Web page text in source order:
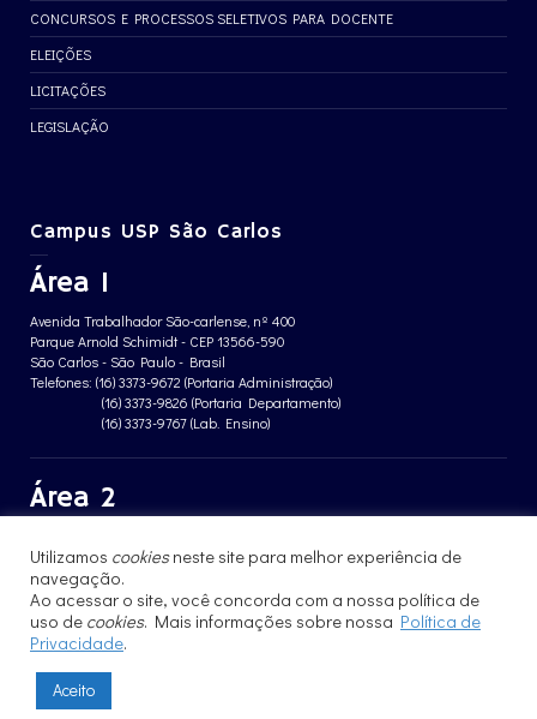
CONCURSOS E PROCESSOS SELETIVOS PARA DOCENTE
ELEIÇÕES
LICITAÇÕES
LEGISLAÇÃO
Campus USP São Carlos
Área 1
Avenida Trabalhador São-carlense, nº 400
Parque Arnold Schimidt - CEP 13566-590
São Carlos - São Paulo - Brasil
Telefones: (16) 3373-9672 (Portaria Administração)
(16) 3373-9826 (Portaria Departamento)
(16) 3373-9767 (Lab. Ensino)
Área 2
Jardim Santa Angelina - CEP 13563-120
São Carlos - São Paulo - Brasil
Telefone: (16) 3373-8068 (Portaria prédio CFBio)
(16) 3364-8070 (Portaria prédio poloTErRA)
Utilizamos cookiesneste site para melhor experiência de
navegação.
Ao acessar o site, você concorda com a nossa política de
uso de cookies. Mais informações sobre nossa Política de
Privacidade.
Aceito